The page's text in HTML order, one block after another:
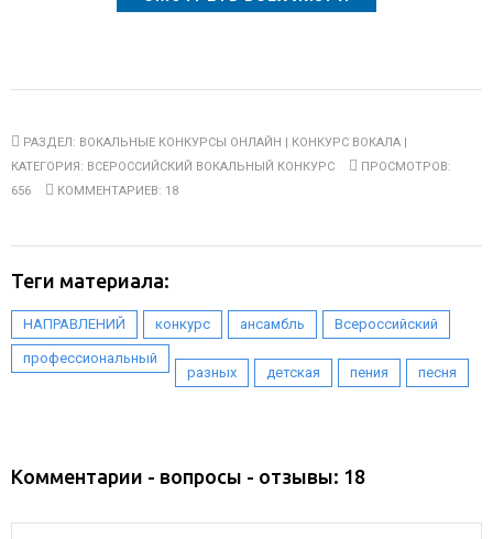
РАЗДЕЛ: ВОКАЛЬНЫЕ КОНКУРСЫ ОНЛАЙН | КОНКУРС ВОКАЛА
КАТЕГОРИЯ: ВСЕРОССИЙСКИЙ ВОКАЛЬНЫЙ КОНКУРС
ПРОСМОТРОВ:
656
КОММЕНТАРИЕВ: 18
Теги материала:
НАПРАВЛЕНИЙ конкурс ансамбль Всероссийский
профессиональный
разных детская пения песня
Комментарии - вопросы - отзывы: 18